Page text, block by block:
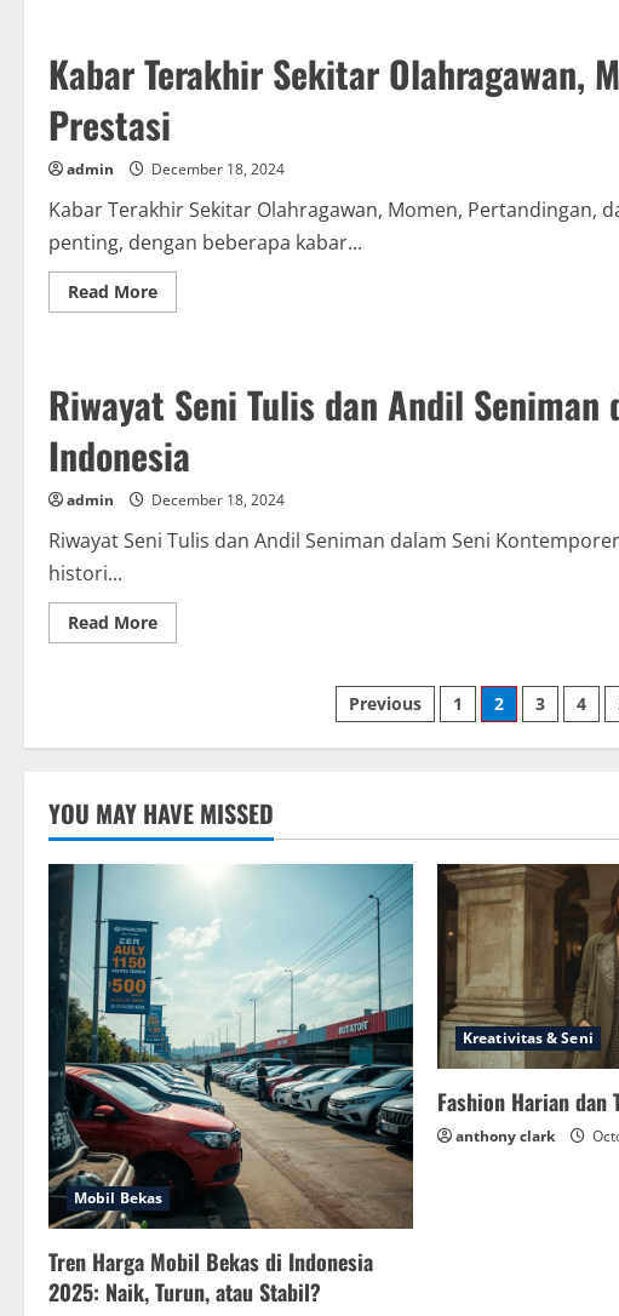
Kajian
Handphone
Terkini
serta
Tehnologi
Terakhir
Kabar Terakhir Sekitar Olahragawan,
Prestasi
admin December 18, 2024
Kabar Terakhir Sekitar Olahragawan, Momen, Pertandingan,
penting, dengan beberapa kabar...
Read MoreRead
more
Olahragawan,
Momen,
Pertandingan,
dan
Prestasi
Riwayat Seni Tulis dan Andil
Indonesia
admin December 18, 2024
Riwayat Seni Tulis dan Andil Seniman dalam Seni
histori...
Read MoreRead
more
Kontemporer
Indonesia
Posts
pagination
Previous 1 2 3 4
YOU MAY HAVE MISSED
Mobil Bekas
Tren Harga Mobil Bekas di Indonesia
2025: Naik, Turun, atau Stabil?
Kreativitas & Seni
Fashion Harian dan
anthony clark